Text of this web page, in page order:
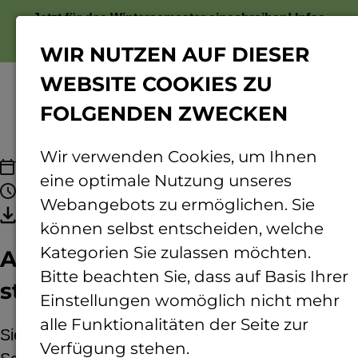
Jetzt für das Wintersemester einschreiben!Infos
10.11.2025 - 10.12.2025
14:00 - 19:00 Uhr
Termin speichern
Ausstellung: Insekten – die
stillen Partner der Zukunft
Sie sind klein, aber unersetzlich: die Larven der
WIR NUTZEN AUF DIESER
WEBSITE COOKIES ZU
FOLGENDEN ZWECKEN
Wir verwenden Cookies, um Ihnen
eine optimale Nutzung unseres
Webangebots zu ermöglichen. Sie
können selbst entscheiden, welche
Kategorien Sie zulassen möchten.
Bitte beachten Sie, dass auf Basis Ihrer
Einstellungen womöglich nicht mehr
alle Funktionalitäten der Seite zur
Verfügung stehen.